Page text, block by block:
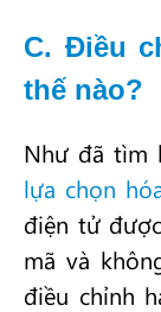
C. Điều
thế nào?
Như đã tìm
lựa chọn
điện tử
mã và
điều chỉnh